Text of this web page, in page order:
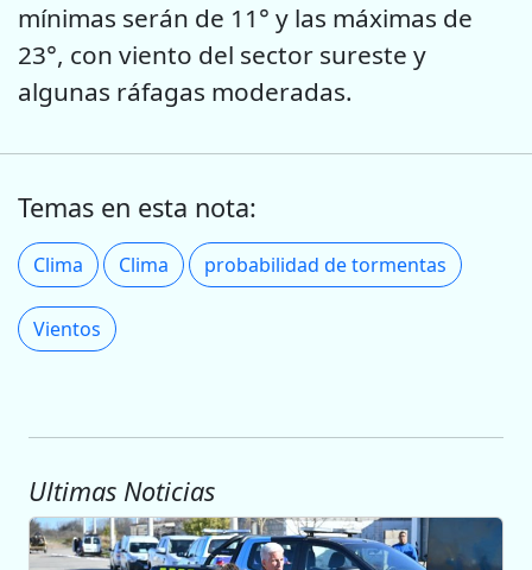
mínimas serán de 11° y las máximas de
23°, con viento del sector sureste y
algunas ráfagas moderadas.
Temas en esta nota:
Clima Clima probabilidad de tormentas
Vientos
Ultimas Noticias